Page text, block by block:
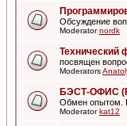
Обсуждение
Moderatornordk
посвящен
Moderators
БЭСТ-ОФИС
Обмен опытом.
Moderatorkat12